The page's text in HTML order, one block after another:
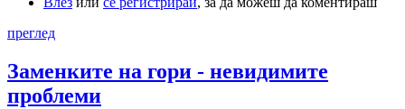
преглед
Заменките на гори - невидимите
проблеми